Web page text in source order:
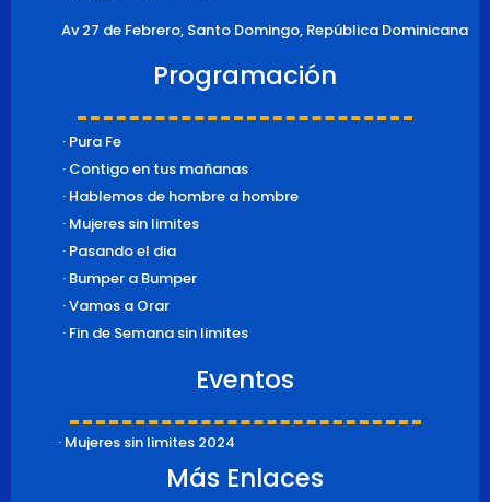
Av 27 de Febrero, Santo Domingo, República Dominicana
Programación
· Pura Fe
· Contigo en tus mañanas
· Hablemos de hombre a hombre
· Mujeres sin limites
· Pasando el dia
· Bumper a Bumper
· Vamos a Orar
· Fin de Semana sin limites
Eventos
· Mujeres sin limites 2024
Más Enlaces